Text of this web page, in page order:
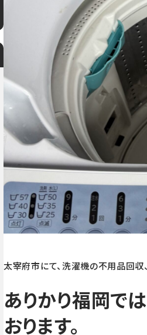
太宰府市にて、洗濯機の不用品回収
ありかり福岡で
おります。